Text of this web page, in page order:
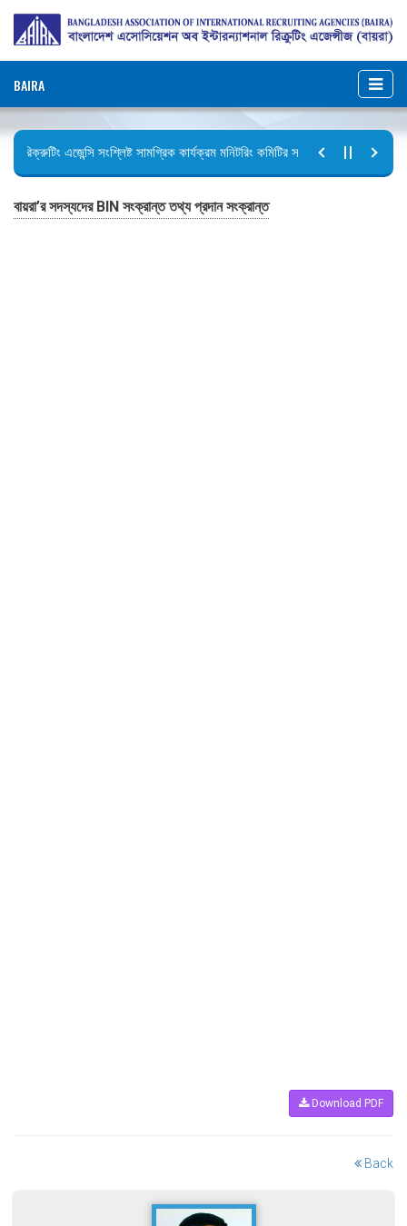
BAIRA
রিক্রুটিং এজেন্সি সংশ্লিষ্ট সামগ্রিক কার্যক্রম মনিটরিং কমিটির সভার কার্যবিবরণী প্রেরণ।
বায়রা’র সদস্যদের BIN সংক্রান্ত তথ্য প্রদান সংক্রান্ত
Download PDF
Back